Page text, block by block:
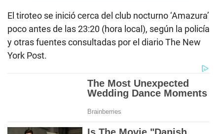
El tiroteo se inició cerca del club nocturno ‘Amazura’
poco antes de las 23:20 (hora local), según la policía
y otras fuentes consultadas por el diario The New
York Post.